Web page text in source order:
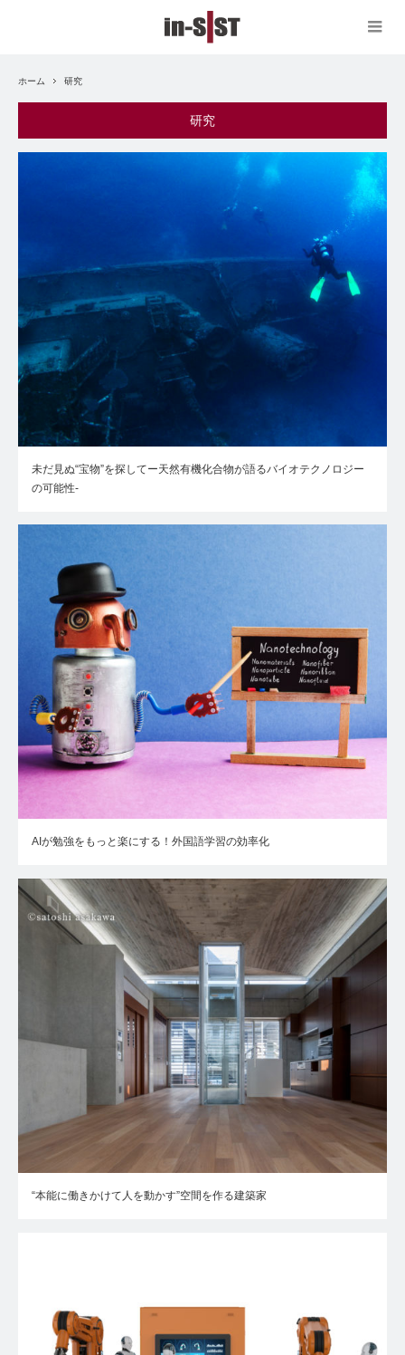
ホーム 研究
研究
未だ見ぬ“宝物”を探してー天然有機化合物が語るバイオテクノロジー
の可能性-
AIが勉強をもっと楽にする！外国語学習の効率化
“本能に働きかけて人を動かす”空間を作る建築家